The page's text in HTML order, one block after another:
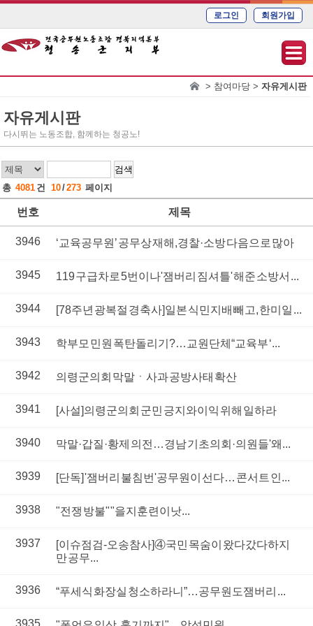
로그인 회원가입
> 참여마당 >자유게시판
자유게시판
다시뛰는 노동조합, 함께하는 청공노!
검색
총 4081 건 10/273 페이지
제목
번호
‘교육공무원’ 공무상 재해, 경찰·소방 다음으로 많아
3946
119 구급차로 5번이나 '잼버리 짐셔틀' 해준 소방서 ...
3945
[78주년 광복절 경축사] 일본 식민지배 빼고, 한미일 ...
3944
학부모 민원 폭탄돌리기?…교원단체 “교육부 ‘...
3943
의령군의회 막말ㆍ사과 공방 사태 확산
3942
[사설]의령군의회 군민 긍지와 이익 위해 일하라
3941
막말·갑질·황제 의전…경남 기초의회·의원들 '왜...
3940
[단독] '잼버리 불침번' 공무원이 선다… 콘서트 인...
3939
"전쟁 방불" "을지훈련이 낫...
3938
[이슈점검-오송참사]④국민 목숨이 왔다갔다하지
만 공무...
3937
“푸세식 화장실 청소하라니”…공무원도 잼버리 ...
3936
3935